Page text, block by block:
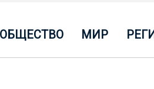
ОБЩЕСТВО МИР